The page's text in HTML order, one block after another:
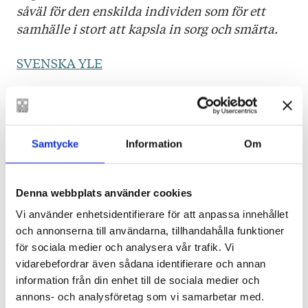
Samtycke Information Om
Denna webbplats använder cookies
Vi använder enhetsidentifierare för att anpassa innehållet
och annonserna till användarna, tillhandahålla funktioner
för sociala medier och analysera vår trafik. Vi
vidarebefordrar även sådana identifierare och annan
information från din enhet till de sociala medier och
annons- och analysföretag som vi samarbetar med.
såväl för den enskilda individen som för ett
samhälle i stort att kapsla in sorg och smärta.
SVENSKA YLE
Nordisk litteraturs största flickskildrare
kommer nu med en roman där en manlig
HUFVUDSTADSBLADET
Det är som om Fagerholm förkroppsligar ett
typiskt samhälle i sitt sätt att skriva denna bok
– och hon gör det djävulskt skickligt.
EXPRESSEN
Monika Fagerholm har för alltid skrivit in sig i